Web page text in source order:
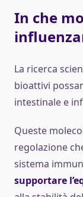
In che
La ricerca
bioattivi
intestinale e
Queste
regolazione
sistema
supportare